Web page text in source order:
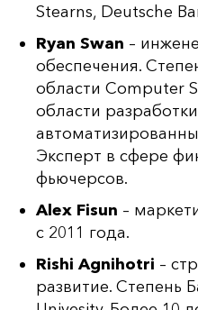
Stearns, Deutsche
Ryan Swan –
обеспечения.
области Computer
области разработки
Эксперт в сфере
фьючерсов.
Alex Fisun –
с 2011 года.
Rishi Agnihotri –
развитие. Степень